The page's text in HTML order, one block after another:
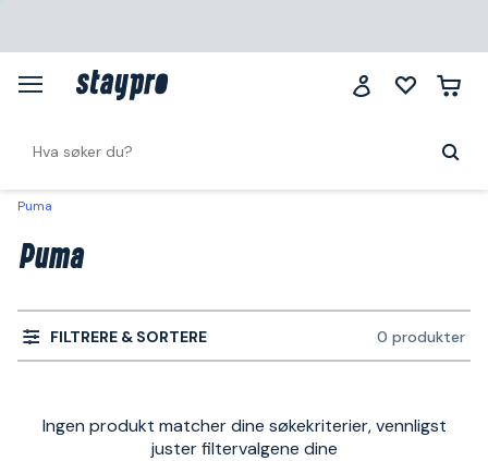
Puma
Puma
FILTRERE & SORTERE 0 produkter
Ingen produkt matcher dine søkekriterier, vennligst
juster filtervalgene dine